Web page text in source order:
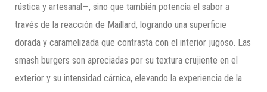
rústica y artesanal—, sino que también potencia el sabor a
través de la reacción de Maillard, logrando una superficie
dorada y caramelizada que contrasta con el interior jugoso. Las
smash burgers son apreciadas por su textura crujiente en el
exterior y su intensidad cárnica, elevando la experiencia de la